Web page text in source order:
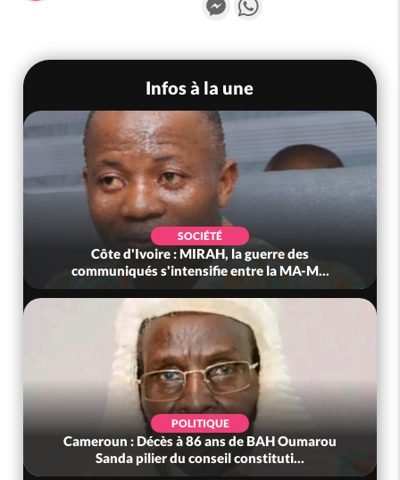
Infos à la une
SOCIÉTÉ
Côte d'Ivoire : MIRAH, la guerre des
communiqués s'intensifie entre la MA-M...
POLITIQUE
Cameroun : Décès à 86 ans de BAH Oumarou
Sanda pilier du conseil constituti...